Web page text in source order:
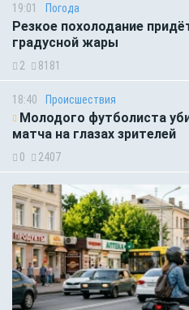
19:01 Погода
Резкое похолодание
градусной жары
2 8181
18:40 Происшествия
Молодого футболиста
матча на глазах зрителей
0 2407